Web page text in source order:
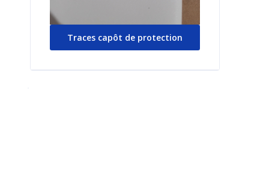
Traces capôt de protection